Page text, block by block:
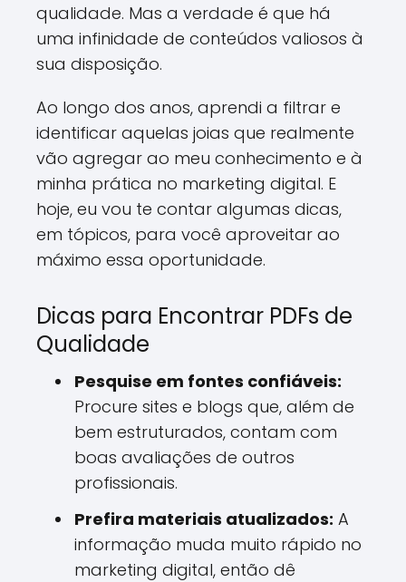
qualidade. Mas a verdade é que há
uma infinidade de conteúdos valiosos à
sua disposição.
Ao longo dos anos, aprendi a filtrar e
identificar aquelas joias que realmente
vão agregar ao meu conhecimento e à
minha prática no marketing digital. E
hoje, eu vou te contar algumas dicas,
em tópicos, para você aproveitar ao
máximo essa oportunidade.
Dicas para Encontrar PDFs de
Qualidade
Pesquise em fontes confiáveis:
Procure sites e blogs que, além de
bem estruturados, contam com
boas avaliações de outros
profissionais.
Prefira materiais atualizados: A
informação muda muito rápido no
marketing digital, então dê